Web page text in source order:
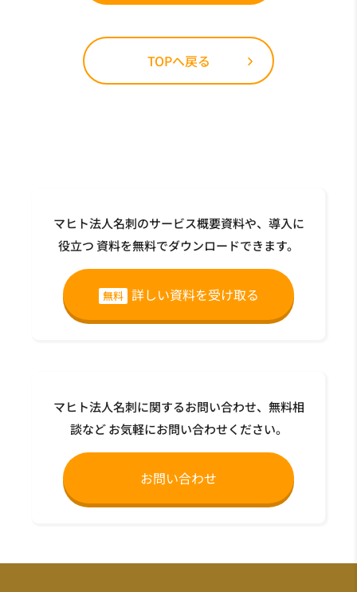
TOPへ戻る
マヒト法人名刺のサービス概要資料や、導入に
役立つ資料を無料でダウンロードできます。
無料 詳しい資料を受け取る
マヒト法人名刺に関するお問い合わせ、無料相
談などお気軽にお問い合わせください。
お問い合わせ